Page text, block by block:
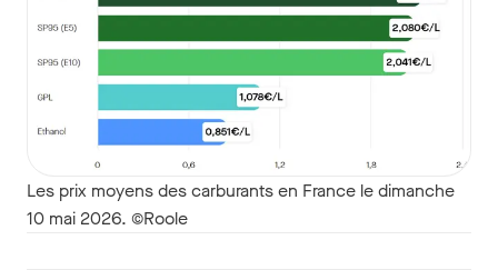
Les prix moyens des carburants en France le dimanche
10 mai 2026. ©Roole